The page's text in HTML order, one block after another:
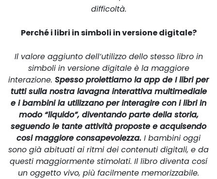
difficoltà.
Perché i libri in simboli in versione digitale?
Il valore aggiunto dell’utilizzo dello stesso libro in
simboli in versione digitale è la maggiore
interazione. Spesso proiettiamo la app de I libri per
tutti sulla nostra lavagna interattiva multimediale
e i bambini la utilizzano per interagire con i libri in
modo “liquido”, diventando parte della storia,
seguendo le tante attività proposte e acquisendo
cosi maggiore consapevolezza. I bambini oggi
sono già abituati ai ritmi dei contenuti digitali, e da
questi maggiormente stimolati. Il libro diventa cosí
un oggetto vivo, più facilmente memorizzabile.